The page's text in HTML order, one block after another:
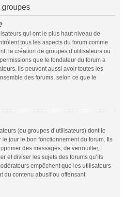
groupes
qui ont le plus haut niveau de
tous les aspects du forum comme
la création de groupes d’utilisateurs ou
que le fondateur du forum a
Ils peuvent aussi avoir toutes les
des forums, selon ce que le
(ou groupes d’utilisateurs) dont le
jour le bon fonctionnement du forum. Ils
des messages, de verrouiller,
et diviser les sujets des forums qu’ils
empêchent que les utilisateurs
du contenu abusif ou offensant.